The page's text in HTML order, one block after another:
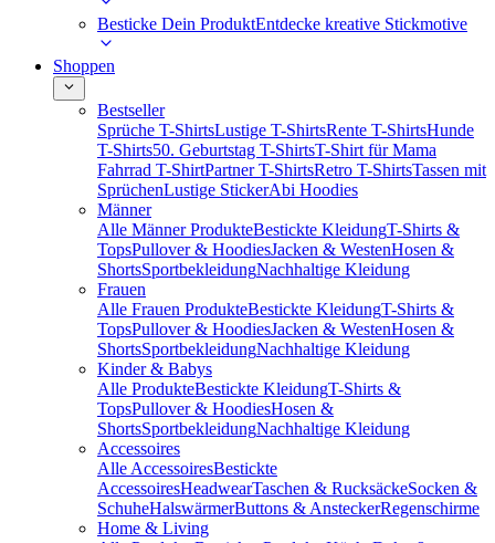
Besticke Dein ProduktEntdecke kreative Stickmotive
Shoppen
Bestseller
Sprüche T-ShirtsLustige T-ShirtsRente T-ShirtsHunde
T-Shirts50. Geburtstag T-ShirtsT-Shirt für Mama
Fahrrad T-ShirtPartner T-ShirtsRetro T-ShirtsTassen mit
SprüchenLustige StickerAbi Hoodies
Männer
Alle Männer ProdukteBestickte KleidungT-Shirts &
TopsPullover & HoodiesJacken & WestenHosen &
ShortsSportbekleidungNachhaltige Kleidung
Frauen
Alle Frauen ProdukteBestickte KleidungT-Shirts &
TopsPullover & HoodiesJacken & WestenHosen &
ShortsSportbekleidungNachhaltige Kleidung
Kinder & Babys
Alle ProdukteBestickte KleidungT-Shirts &
TopsPullover & HoodiesHosen &
ShortsSportbekleidungNachhaltige Kleidung
Accessoires
Alle AccessoiresBestickte
AccessoiresHeadwearTaschen & RucksäckeSocken &
SchuheHalswärmerButtons & AnsteckerRegenschirme
Home & Living